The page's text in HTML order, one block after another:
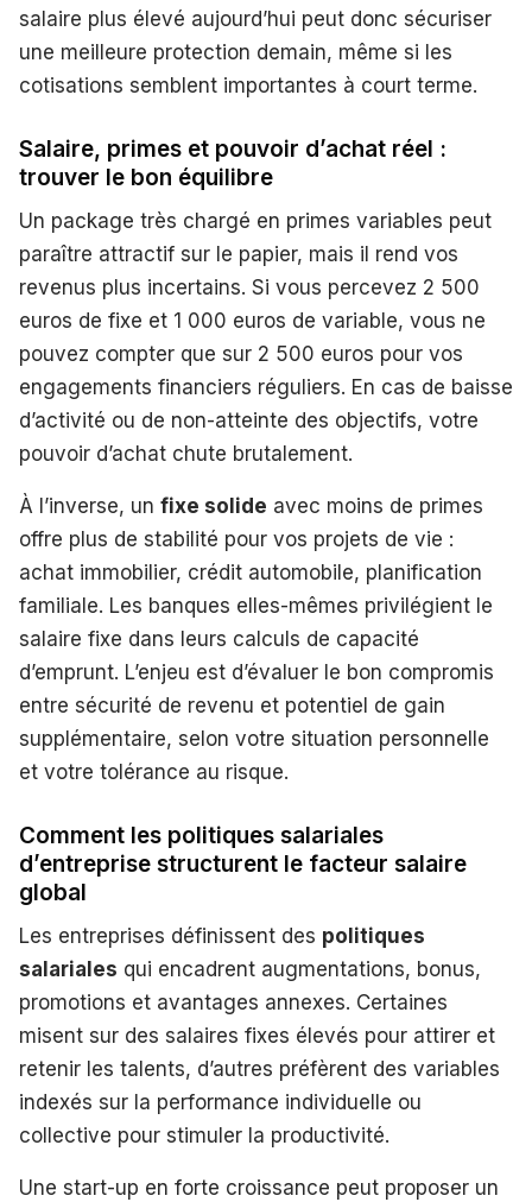
salaire plus élevé aujourd’hui peut donc sécuriser
une meilleure protection demain, même si les
cotisations semblent importantes à court terme.
Salaire, primes et pouvoir d’achat réel :
trouver le bon équilibre
Un package très chargé en primes variables peut
paraître attractif sur le papier, mais il rend vos
revenus plus incertains. Si vous percevez 2 500
euros de fixe et 1 000 euros de variable, vous ne
pouvez compter que sur 2 500 euros pour vos
engagements financiers réguliers. En cas de baisse
d’activité ou de non-atteinte des objectifs, votre
pouvoir d’achat chute brutalement.
À l’inverse, un fixe solide avec moins de primes
offre plus de stabilité pour vos projets de vie :
achat immobilier, crédit automobile, planification
familiale. Les banques elles-mêmes privilégient le
salaire fixe dans leurs calculs de capacité
d’emprunt. L’enjeu est d’évaluer le bon compromis
entre sécurité de revenu et potentiel de gain
supplémentaire, selon votre situation personnelle
et votre tolérance au risque.
Comment les politiques salariales
d’entreprise structurent le facteur salaire
global
Les entreprises définissent des politiques
salariales qui encadrent augmentations, bonus,
promotions et avantages annexes. Certaines
misent sur des salaires fixes élevés pour attirer et
retenir les talents, d’autres préfèrent des variables
indexés sur la performance individuelle ou
collective pour stimuler la productivité.
Une start-up en forte croissance peut proposer un